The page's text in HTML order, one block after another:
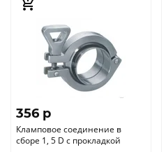
356 p
Кламповое соединение в
сборе 1, 5 D с прокладкой